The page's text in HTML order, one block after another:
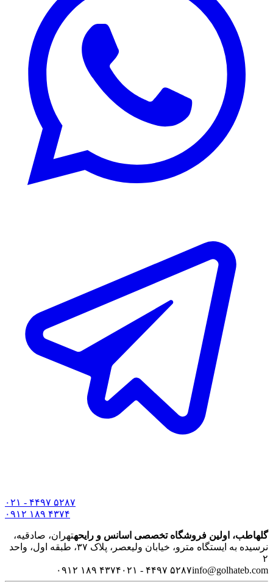
۰۲۱ - ۴۴۹۷ ۵۲۸۷
۰۹۱۲ ۱۸۹ ۴۳۷۴
گلهاطب، اولین فروشگاه تخصصی اسانس و رایحهتهران، صادقیه،
نرسیده به ایستگاه مترو، خیابان ولیعصر، پلاک ۳۷، طبقه اول، واحد
۲
info@golhateb.com۰۲۱ - ۴۴۹۷ ۵۲۸۷ ۰۹۱۲ ۱۸۹ ۴۳۷۴